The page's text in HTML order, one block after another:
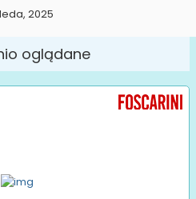
2025
oglądane